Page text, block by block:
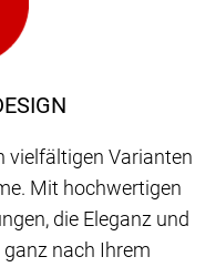
vielfältigen Varianten
Mit hochwertigen
die Eleganz und
nach Ihrem